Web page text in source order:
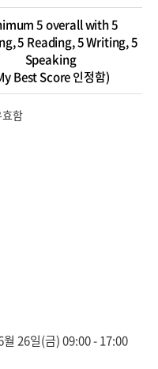
5 overall with 5
5 Reading, 5 Writing, 5
Speaking
Best Score 인정함)
함
26일(금) 09:00 - 17:00